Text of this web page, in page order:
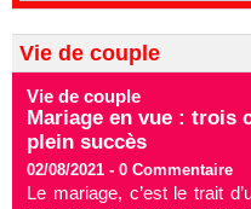
Vie de couple
Vie de couple
Mariage en vue : trois
plein succès
02/08/2021 - 0 Commentaire
Le mariage, c’est le trait